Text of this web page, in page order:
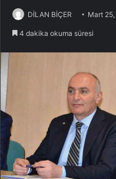
DİLAN BİÇER Mart
4 dakika okuma süresi